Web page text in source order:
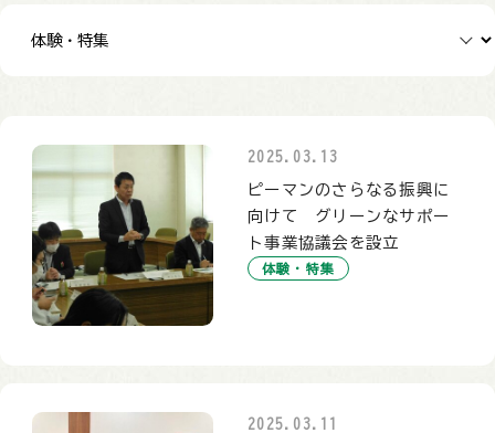
2025.03.13
ピーマンのさらなる振興に
向けて グリーンなサポー
ト事業協議会を設立
体験・特集
2025.03.11